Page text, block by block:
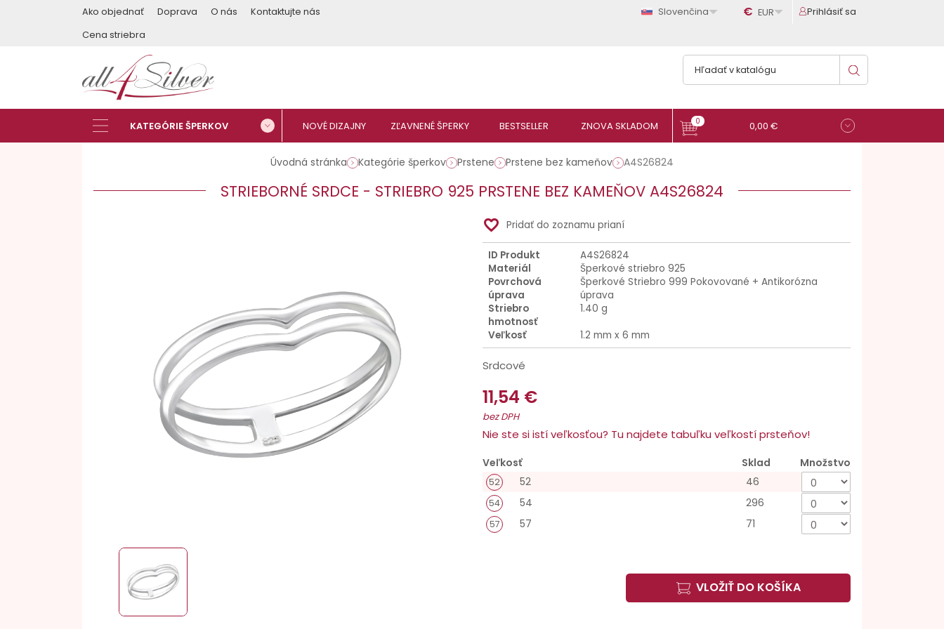
Ako objednať Doprava O nás
Kontaktujte nás
Cena striebra
Slovenčina € EUR Prihlásiť sa
0 0,00 €
Úvodná stránka Kategórie šperkov Prstene Prstene bez kameňov A4S26824
STRIEBORNÉ SRDCE - STRIEBRO 925 PRSTENE BEZ KAMEŇOV A4S26824
favorite_border Pridať do zoznamu prianí
ID Produkt
A4S26824
Materiál
Šperkové striebro 925
Povrchová
úprava
Šperkové Striebro 999 Pokovované + Antikorózna
úprava
Striebro
hmotnosť
1.40 g
Veľkosť
1.2 mm x 6 mm
Srdcové
11,54 €
bez DPH
Nie ste si istí veľkosťou? Tu najdete tabuľku veľkostí prsteňov!
Veľkosť Sklad Množstvo
52 52 46
54 54 296
57 57 71
VLOŽIŤ DO KOŠÍKA